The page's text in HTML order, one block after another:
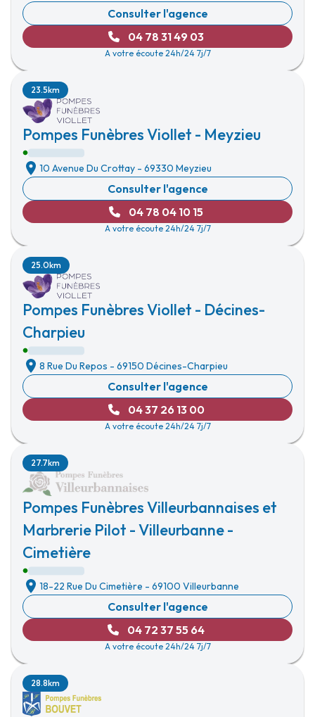
Consulter l'agence
04 78 31 49 03
A votre écoute 24h/24 7j/7
Pompes Funèbres Viollet - Meyzieu
23.5km
10 Avenue Du Crottay - 69330 Meyzieu
Consulter l'agence
04 78 04 10 15
A votre écoute 24h/24 7j/7
Pompes Funèbres Viollet - Décines-
Charpieu
25.0km
8 Rue Du Repos - 69150 Décines-Charpieu
Consulter l'agence
04 37 26 13 00
A votre écoute 24h/24 7j/7
Pompes Funèbres Villeurbannaises et
Marbrerie Pilot - Villeurbanne -
Cimetière
27.7km
18-22 Rue Du Cimetière - 69100 Villeurbanne
Consulter l'agence
04 72 37 55 64
A votre écoute 24h/24 7j/7
28.8km